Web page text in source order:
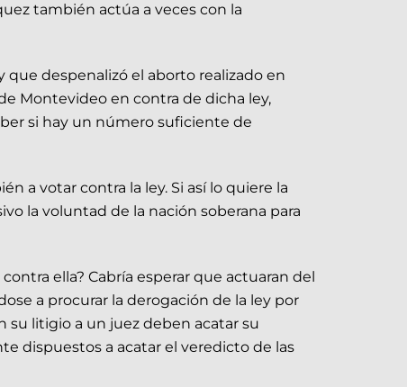
también actúa a veces con la
que despenalizó el aborto realizado en
Montevideo en contra de dicha ley,
si hay un número suficiente de
a votar contra la ley. Si así lo quiere la
la voluntad de la nación soberana para
ella? Cabría esperar que actuaran del
a procurar la derogación de la ley por
su litigio a un juez deben acatar su
dispuestos a acatar el veredicto de las